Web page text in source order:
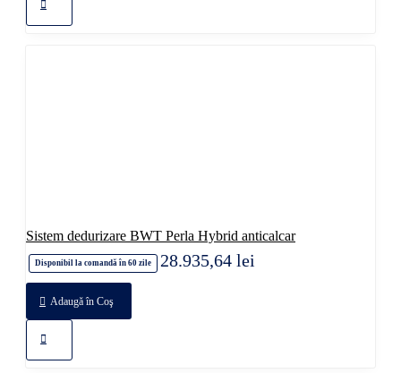
Sistem dedurizare BWT Perla Hybrid anticalcar
Disponibil la comandă în 60 zile 28.935,64 lei
Adaugă în Coş